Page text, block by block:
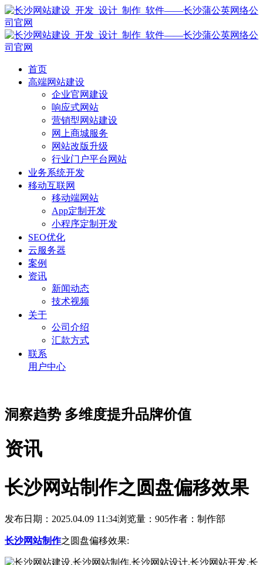
首页
高端网站建设
企业官网建设
响应式网站
营销型网站建设
网上商城服务
网站改版升级
行业门户平台网站
业务系统开发
移动互联网
移动端网站
App定制开发
小程序定制开发
SEO优化
云服务器
案例
资讯
新闻动态
技术视频
关于
公司介绍
汇款方式
联系
用户中心
洞察趋势 多维度提升品牌价值
资讯
长沙网站制作之圆盘偏移效果
发布日期：2025.04.09 11:34浏览量：905作者：制作部
长沙网站制作之圆盘偏移效果: